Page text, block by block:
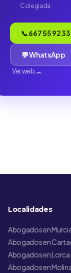
Colegiada
📞 667 55 92 33
💬 WhatsApp
Ver web →
Localidades
Abogados en
Abogados en
Abogados en Lorca
Abogados en